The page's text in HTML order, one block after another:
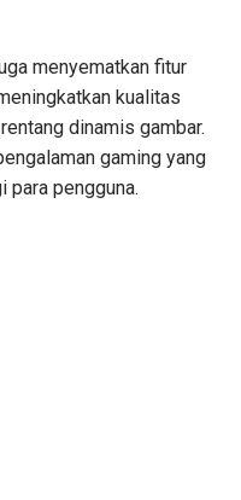
menyematkan fitur
kualitas
dinamis gambar.
gaming yang
para pengguna.